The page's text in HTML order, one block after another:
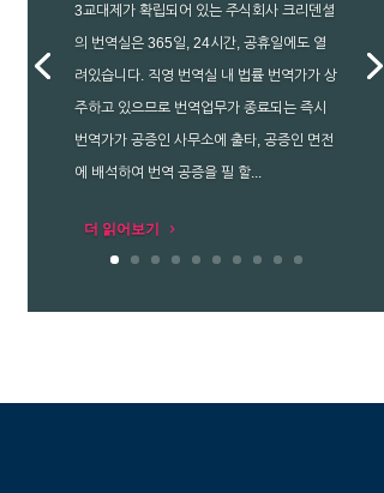
3교대제가 확립되어 있는 주식회사 크리덴셜
의 번역실은 365일, 24시간, 공휴일에도 열
려있습니다. 직영 번역실 내 법률 번역가가 상
주하고 있으므로 번역업무가 종료되는 즉시
번역가가 공증인 사무소에 출타, 공증인 면전
에 배석하여 번역 공증을 필 할...
더 읽어보기